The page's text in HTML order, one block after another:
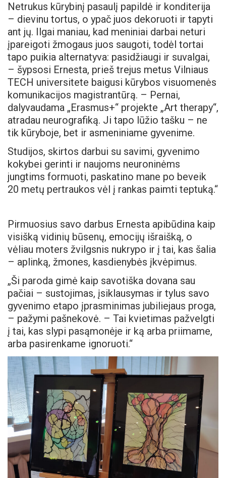
Netrukus kūrybinį pasaulį papildė ir konditerija
– dievinu tortus, o ypač juos dekoruoti ir tapyti
ant jų. Ilgai maniau, kad meniniai darbai neturi
įpareigoti žmogaus juos saugoti, todėl tortai
tapo puikia alternatyva: pasidžiaugi ir suvalgai,
– šypsosi Ernesta, prieš trejus metus Vilniaus
TECH universitete baigusi kūrybos visuomenės
komunikacijos magistrantūrą. – Pernai,
dalyvaudama „Erasmus+“ projekte „Art therapy“,
atradau neurografiką. Ji tapo lūžio tašku – ne
tik kūryboje, bet ir asmeniniame gyvenime.
Studijos, skirtos darbui su savimi, gyvenimo
kokybei gerinti ir naujoms neuroninėms
jungtims formuoti, paskatino mane po beveik
20 metų pertraukos vėl į rankas paimti teptuką.“
Pirmuosius savo darbus Ernesta apibūdina kaip
visišką vidinių būsenų, emocijų išraišką, o
vėliau moters žvilgsnis nukrypo ir į tai, kas šalia
– aplinką, žmones, kasdienybės įkvėpimus.
„Ši paroda gimė kaip savotiška dovana sau
pačiai – sustojimas, įsiklausymas ir tylus savo
gyvenimo etapo įprasminimas jubiliejaus proga,
– pažymi pašnekovė. – Tai kvietimas pažvelgti
į tai, kas slypi pasąmonėje ir ką arba priimame,
arba pasirenkame ignoruoti.“